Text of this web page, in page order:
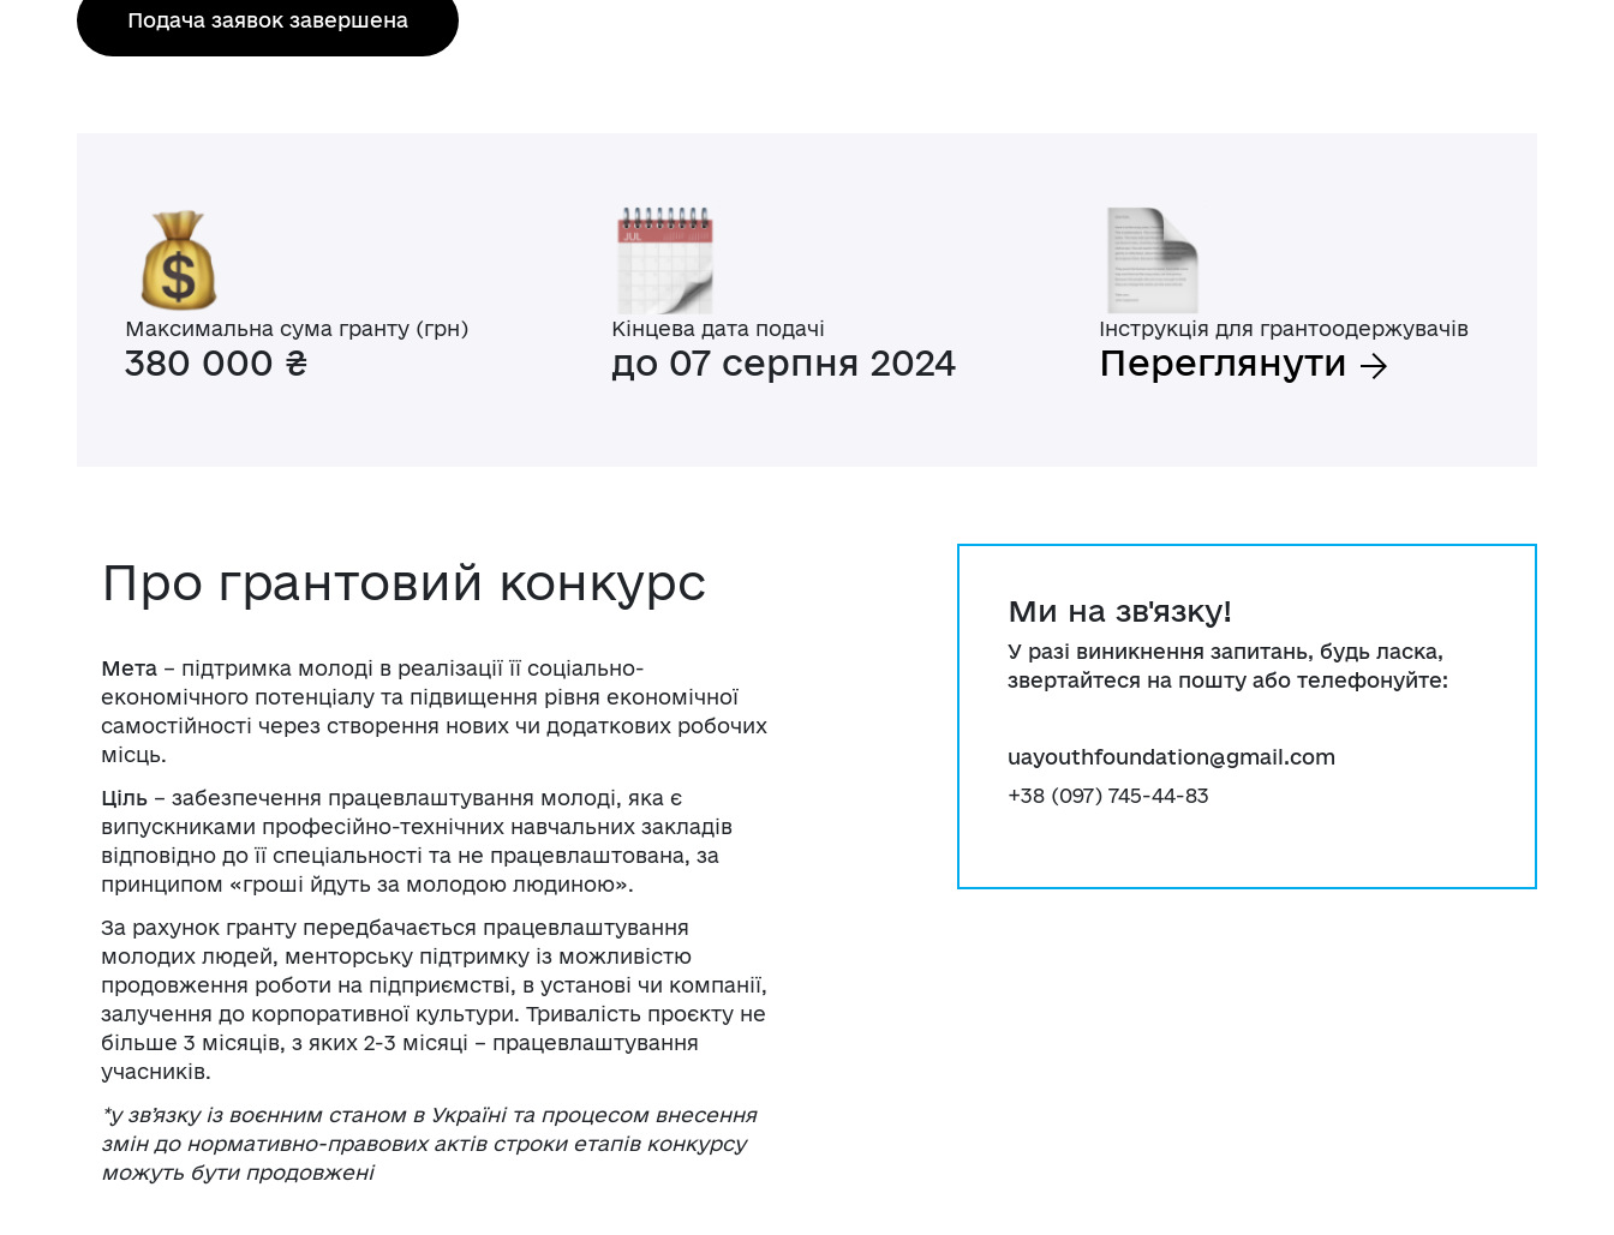
Подача заявок завершена
Максимальна сума гранту (грн)
380 000 ₴
Кінцева дата подачі
до 07 серпня 2024
Інструкція для грантоодержувачів
Переглянути
Про грантовий конкурс
Мета – підтримка молоді в реалізації її соціально-
економічного потенціалу та підвищення рівня економічної
самостійності через створення нових чи додаткових робочих
місць.
Ціль – забезпечення працевлаштування молоді, яка є
випускниками професійно-технічних навчальних закладів
відповідно до її спеціальності та не працевлаштована, за
принципом «гроші йдуть за молодою людиною».
За рахунок гранту передбачається працевлаштування
молодих людей, менторську підтримку із можливістю
продовження роботи на підприємстві, в установі чи компанії,
залучення до корпоративної культури. Тривалість проєкту не
більше 3 місяців, з яких 2-3 місяці – працевлаштування
учасників.
*у звʼязку із воєнним станом в Україні та процесом внесення
змін до нормативно-правових актів строки етапів конкурсу
можуть бути продовжені
Ми на зв'язку!
У разі виникнення запитань, будь ласка,
звертайтеся на пошту або телефонуйте:
uayouthfoundation@gmail.com
+38 (097) 745-44-83